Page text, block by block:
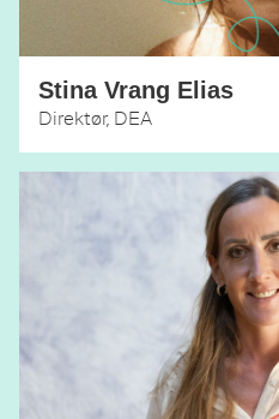
Stina Vrang Elias
Direktør, DEA